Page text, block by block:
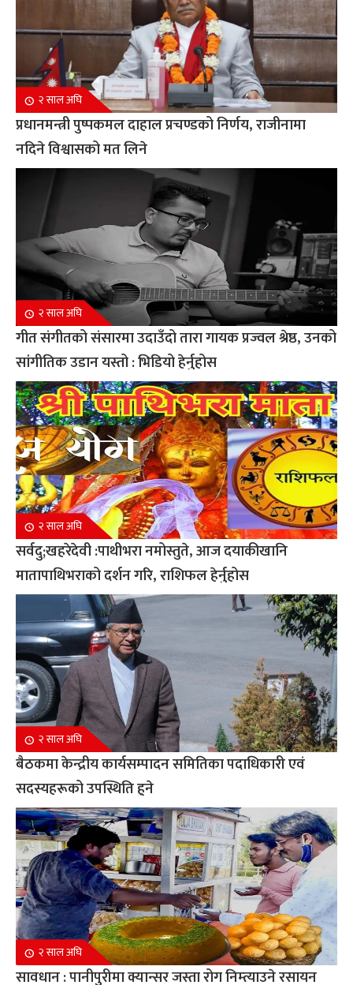
२ साल अघि
प्रधानमन्त्री पुष्पकमल दाहाल प्रचण्डको निर्णय, राजीनामा
नदिने विश्वासको मत लिने
२ साल अघि
गीत संगीतको संसारमा उदाउँदो तारा गायक प्रज्वल श्रेष्ठ, उनको
सांगीतिक उडान यस्तो : भिडियो हेर्नुहोस
२ साल अघि
सर्वदु;खहरेदेवी :पाथीभरा नमोस्तुते, आज दयाकीखानि
मातापाथिभराको दर्शन गरि, राशिफल हेर्नुहोस
२ साल अघि
बैठकमा केन्द्रीय कार्यसम्पादन समितिका पदाधिकारी एवं
सदस्यहरूको उपस्थिति हुने
२ साल अघि
सावधान : पानीपुरीमा क्यान्सर जस्ता रोग निम्त्याउने रसायन